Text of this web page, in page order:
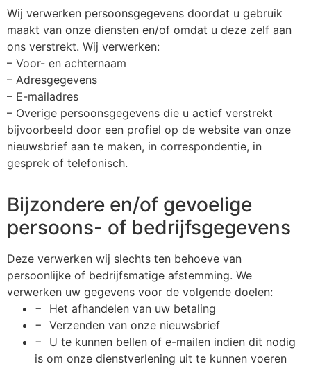
Wij verwerken persoonsgegevens doordat u gebruik
maakt van onze diensten en/of omdat u deze zelf aan
ons verstrekt. Wij verwerken:
– Voor- en achternaam
– Adresgegevens
– E-mailadres
– Overige persoonsgegevens die u actief verstrekt
bijvoorbeeld door een profiel op de website van onze
nieuwsbrief aan te maken, in correspondentie, in
gesprek of telefonisch.
Bijzondere en/of gevoelige
persoons- of bedrijfsgegevens
Deze verwerken wij slechts ten behoeve van
persoonlijke of bedrijfsmatige afstemming. We
verwerken uw gegevens voor de volgende doelen:
− Het afhandelen van uw betaling
− Verzenden van onze nieuwsbrief
− U te kunnen bellen of e-mailen indien dit nodig
is om onze dienstverlening uit te kunnen voeren